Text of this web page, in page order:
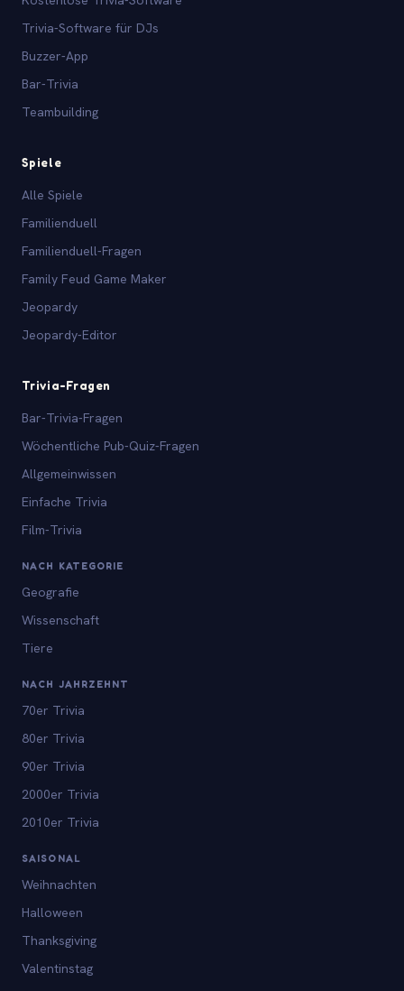
Trivia-Software für DJs
Buzzer-App
Bar-Trivia
Teambuilding
Spiele
Alle Spiele
Familienduell
Familienduell-Fragen
Family Feud Game Maker
Jeopardy
Jeopardy-Editor
Trivia-Fragen
Bar-Trivia-Fragen
Wöchentliche Pub-Quiz-Fragen
Allgemeinwissen
Einfache Trivia
Film-Trivia
NACH KATEGORIE
Geografie
Wissenschaft
Tiere
NACH JAHRZEHNT
70er Trivia
80er Trivia
90er Trivia
2000er Trivia
2010er Trivia
SAISONAL
Weihnachten
Halloween
Thanksgiving
Valentinstag